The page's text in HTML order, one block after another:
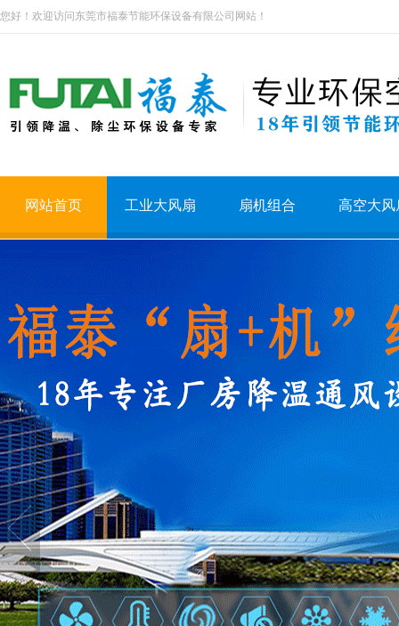
您好！欢迎访问东莞市福泰节能环保设备有限公司网站！
网站首页 工业大风扇 扇机组合 高空大风